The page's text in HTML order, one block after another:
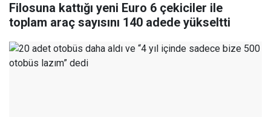
Filosuna kattığı yeni Euro 6 çekiciler ile
toplam araç sayısını 140 adede yükseltti